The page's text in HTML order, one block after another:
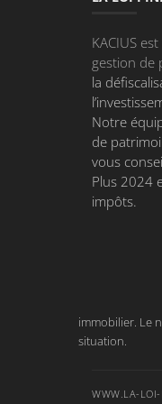
KACIUS
gestion de
la
Notre
de
vous
Plus 2024
impôts.
immobilier. Le
situation.
WWW.LA-LOI-